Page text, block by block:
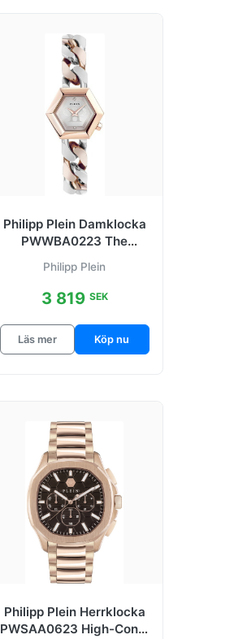
Philipp Plein Damklocka
PWWBA0223 The
Silverfärgad/Stål
Philipp Plein
3 819 SEK
Läs mer Köp nu
Philipp Plein Herrklocka
PWSAA0623 High-Conic